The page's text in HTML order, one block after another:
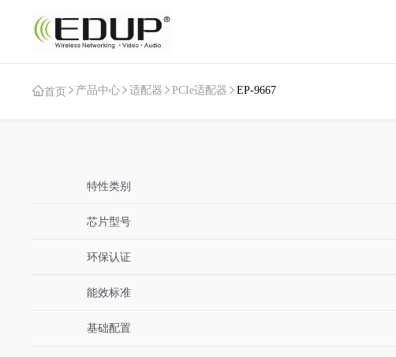
首页 产品中心 适配器 PCIe适配器 EP-9667
特性类别
芯片型号
环保认证
能效标准
基础配置